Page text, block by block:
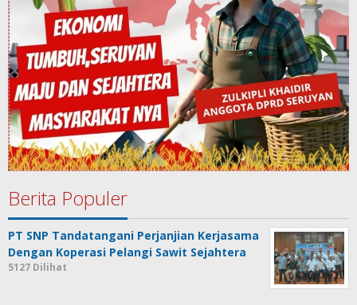
Berita Populer
PT SNP Tandatangani Perjanjian Kerjasama
Dengan Koperasi Pelangi Sawit Sejahtera
5127 Dilihat